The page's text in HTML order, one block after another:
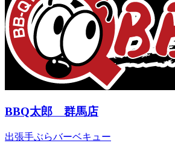
BBQ太郎 群馬店
出張手ぶらバーベキュー